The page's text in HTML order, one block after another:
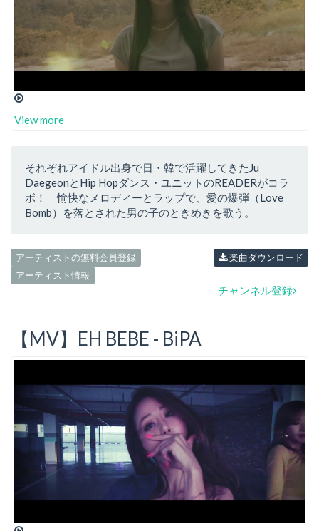
View more
それぞれアイドル出身で日・韓で活躍してきたJu
DaegeonとHip Hopダンス・ユニットのREADERがコラ
ボ！ 愉快なメロディーとラップで、愛の爆弾（Love
Bomb）を落とされた男の子のときめきを歌う。
アーティストの無料会員登録
アーティスト情報
楽曲ダウンロード
チャンネル登録
【MV】EH BEBE - BiPA